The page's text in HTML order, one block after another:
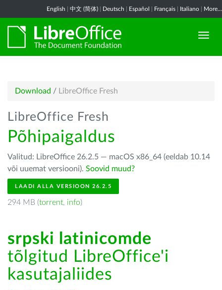
English 中文 (简体) Deutsch Español Français Italiano More...
Download / LibreOffice Fresh
LibreOffice Fresh
Põhipaigaldus
Valitud: LibreOffice 26.2.5 — macOS x86_64 (eeldab 10.14
või uuemat versiooni). Soovid muud?
LAADI ALLA VERSIOON 26.2.5
294 MB (torrent, info)
srpski latinicomde
tõlgitud LibreOffice'i
kasutajaliides